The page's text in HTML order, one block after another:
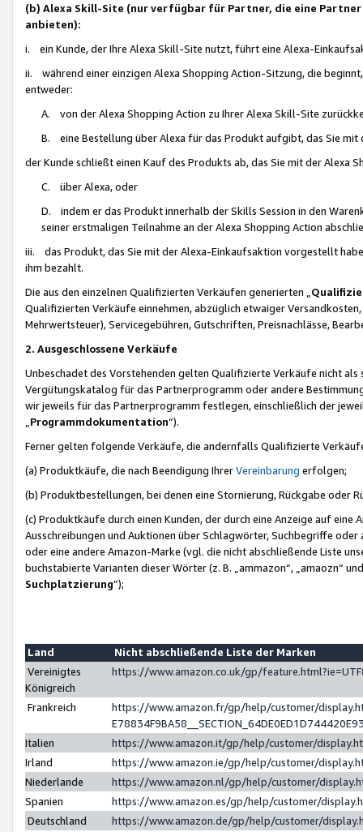
(b) Alexa Skill-Site (nur verfügbar für Partner, die eine
anbieten):
i. ein Kunde, der Ihre Alexa Skill-Site nutzt, führt eine Alexa-
ii. während einer einzigen Alexa Shopping Action-Sitzung, die
entweder:
A. von der Alexa Shopping Action zu Ihrer Alexa Skill-Site
B. eine Bestellung über Alexa für das Produkt aufgibt, das Sie mit
der Kunde schließt einen Kauf des Produkts ab, das Sie mit der Alexa
C. über Alexa, oder
D. indem er das Produkt innerhalb der Skills Session in den
seiner erstmaligen Teilnahme an der Alexa Shopping Action
iii. das Produkt, das Sie mit der Alexa-Einkaufsaktion vorgestellt
ihm bezahlt.
Die aus den einzelnen Qualifizierten Verkäufen generierten „
Qualifizierten Verkäufe einnehmen, abzüglich etwaiger
Mehrwertsteuer), Servicegebühren, Gutschriften, Preisnachlässe,
2. Ausgeschlossene Verkäufe
Unbeschadet des Vorstehenden gelten Qualifizierte Verkäufe nicht
Vergütungskatalog für das Partnerprogramm oder andere
wir jeweils für das Partnerprogramm festlegen, einschließlich der
Programmdokumentation“).
Ferner gelten folgende Verkäufe, die andernfalls Qualifizierte
(a) Produktkäufe, die nach Beendigung IhrerVereinbarung erfolgen;
(b) Produktbestellungen, bei denen eine Stornierung, Rückgabe oder
(c) Produktkäufe durch einen Kunden, der durch eine Anzeige auf
Ausschreibungen und Auktionen über Schlagwörter, Suchbegriffe
oder eine andere Amazon-Marke (vgl. die nicht abschließende Liste
buchstabierte Varianten dieser Wörter (z. B. „ammazon“, „amaozn“
Suchplatzierung”);
Land
Nicht abschließende Liste der Marken
Vereinigtes
Königreich
https://www.amazon.co.uk/gp/
Frankreich
https://www.amazon.fr/gp/help/customer/
Italien
https://www.amazon.it/gp/help/customer/
Irland
https://www.amazon.ie/gp/help/customer/
Niederlande
https://www.amazon.nl/gp/help/customer/
Spanien
https://www.amazon.es/gp/help/customer/
Deutschland
https://www.amazon.de/gp/help/customer/